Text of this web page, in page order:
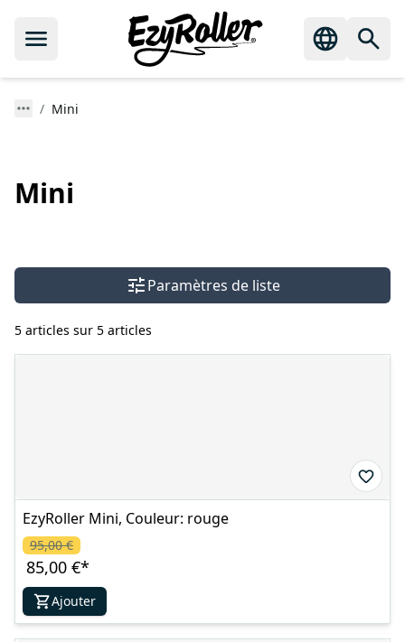
Mini
Mini
Paramètres de liste
5 articles sur 5 articles
EzyRoller Mini, Couleur: rouge
85,00 €*
95,00 €
Ajouter